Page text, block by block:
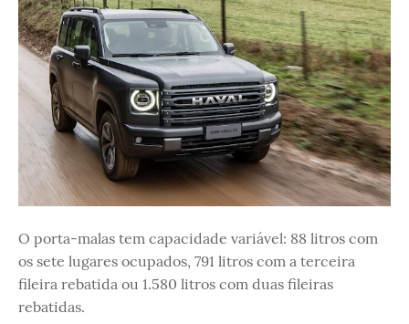
O porta-malas tem capacidade variável: 88 litros com
os sete lugares ocupados, 791 litros com a terceira
fileira rebatida ou 1.580 litros com duas fileiras
rebatidas.